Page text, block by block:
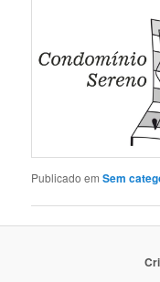
Publicado em Sem